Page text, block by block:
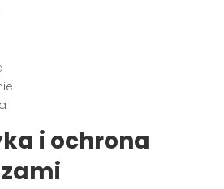
i ochrona